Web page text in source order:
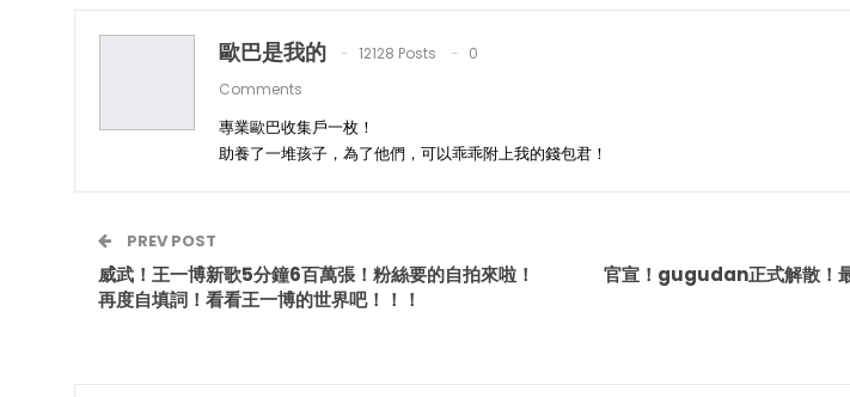
歐巴是我的 12128 Posts
0
Comments
專業歐巴收集戶一枚！
助養了一堆孩子，為了他們，可以乖乖附上我的錢包君！
PREV POST
威武！王一博新歌5分鐘6百萬張！粉絲要的自拍來啦！
再度自填詞！看看王一博的世界吧！！！
官宣！gugudan正式解散！最